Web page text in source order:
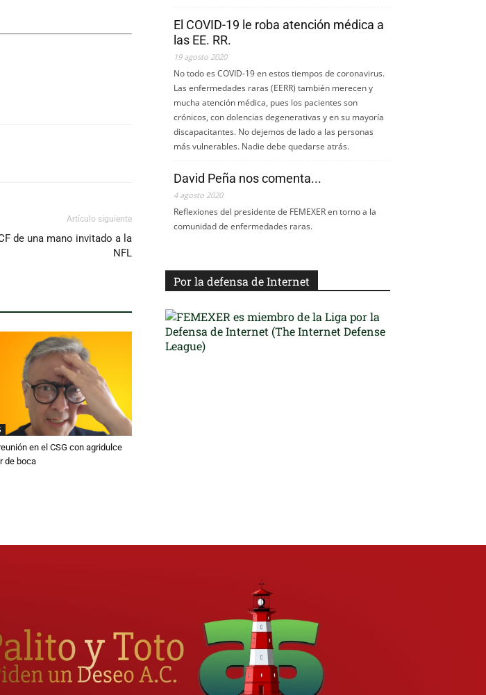
Artículo siguiente
de una mano invitado a la
NFL
en el CSG con agridulce
de boca
El COVID-19 le roba atención médica a
las EE. RR.
19 agosto 2020
No todo es COVID-19 en estos tiempos de coronavirus.
Las enfermedades raras (EERR) también merecen y
mucha atención médica, pues los pacientes son
crónicos, con dolencias degenerativas y en su mayoría
discapacitantes. No dejemos de lado a las personas
más vulnerables. Nadie debe quedarse atrás.
David Peña nos comenta...
4 agosto 2020
Reflexiones del presidente de FEMEXER en torno a la
comunidad de enfermedades raras.
Por la defensa de Internet